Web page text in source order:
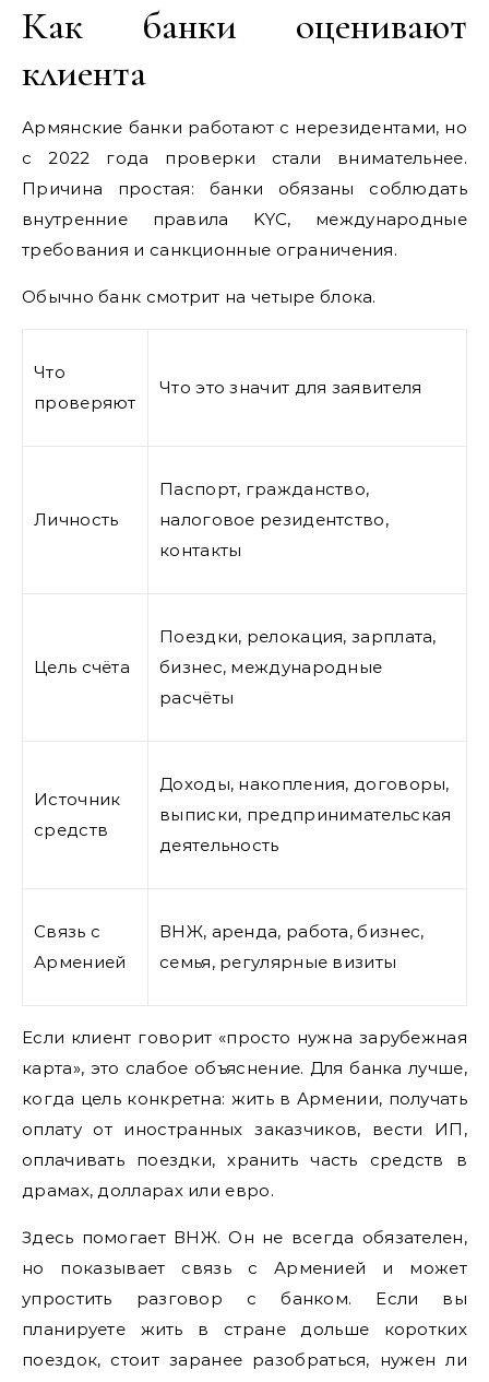
Как банки оценивают
клиента
Армянские банки работают с нерезидентами, но
с 2022 года проверки стали внимательнее.
Причина простая: банки обязаны соблюдать
внутренние правила KYC, международные
требования и санкционные ограничения.
Обычно банк смотрит на четыре блока.
Что
проверяют
Что это значит для заявителя
Личность
Паспорт, гражданство,
налоговое резидентство,
контакты
Цель счёта
Поездки, релокация, зарплата,
бизнес, международные
расчёты
Источник
средств
Доходы, накопления, договоры,
выписки, предпринимательская
деятельность
Связь с
Арменией
ВНЖ, аренда, работа, бизнес,
семья, регулярные визиты
Если клиент говорит «просто нужна зарубежная
карта», это слабое объяснение. Для банка лучше,
когда цель конкретна: жить в Армении, получать
оплату от иностранных заказчиков, вести ИП,
оплачивать поездки, хранить часть средств в
драмах, долларах или евро.
Здесь помогает ВНЖ. Он не всегда обязателен,
но показывает связь с Арменией и может
упростить разговор с банком. Если вы
планируете жить в стране дольше коротких
поездок, стоит заранее разобраться, нужен ли